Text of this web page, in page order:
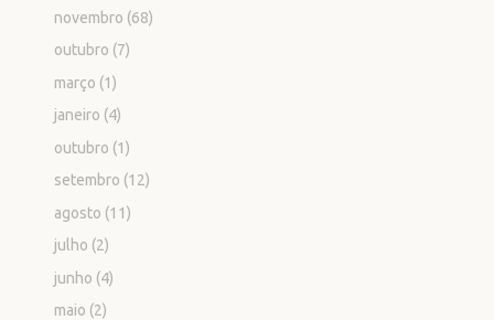
novembro (68)
outubro (7)
março (1)
janeiro (4)
outubro (1)
setembro (12)
agosto (11)
julho (2)
junho (4)
maio (2)